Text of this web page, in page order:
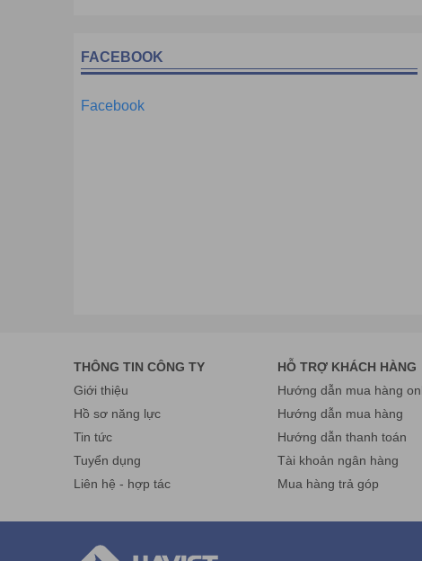
FACEBOOK
Facebook
THÔNG TIN CÔNG TY
Giới thiệu
Hồ sơ năng lực
Tin tức
Tuyển dụng
Liên hệ - hợp tác
HỖ TRỢ KHÁCH HÀNG
Hướng dẫn mua hàng
Hướng dẫn mua hàng
Hướng dẫn thanh toán
Tài khoản ngân hàng
Mua hàng trả góp